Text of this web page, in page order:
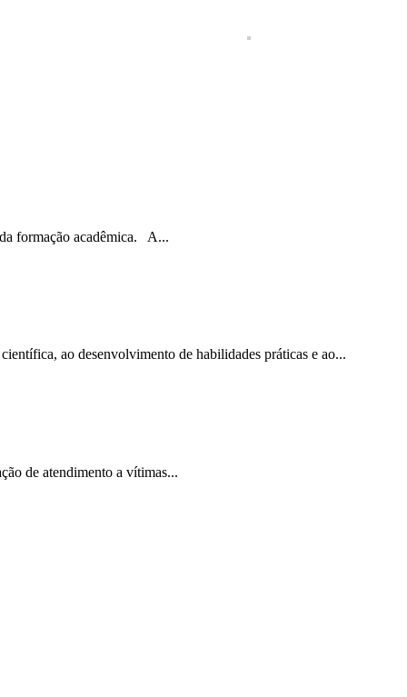
formação acadêmica. A...
ao desenvolvimento de habilidades práticas e ao...
de atendimento a vítimas...